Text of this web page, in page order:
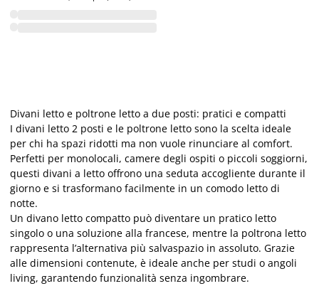
Divani letto e poltrone letto a due posti: pratici e compatti
I divani letto 2 posti e le poltrone letto sono la scelta ideale
per chi ha spazi ridotti ma non vuole rinunciare al comfort.
Perfetti per monolocali, camere degli ospiti o piccoli soggiorni,
questi divani a letto offrono una seduta accogliente durante il
giorno e si trasformano facilmente in un comodo letto di
notte.
Un divano letto compatto può diventare un pratico letto
singolo o una soluzione alla francese, mentre la poltrona letto
rappresenta l’alternativa più salvaspazio in assoluto. Grazie
alle dimensioni contenute, è ideale anche per studi o angoli
living, garantendo funzionalità senza ingombrare.